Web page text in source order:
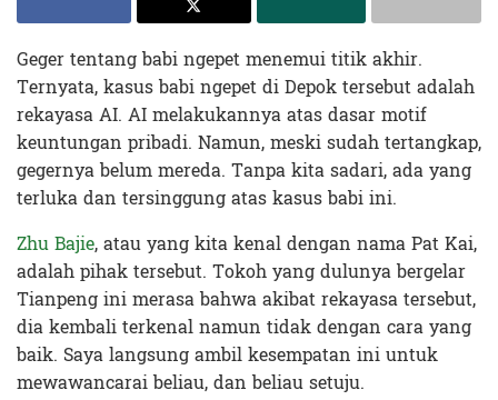
Geger tentang babi ngepet menemui titik akhir.
Ternyata, kasus babi ngepet di Depok tersebut adalah
rekayasa AI. AI melakukannya atas dasar motif
keuntungan pribadi. Namun, meski sudah tertangkap,
gegernya belum mereda. Tanpa kita sadari, ada yang
terluka dan tersinggung atas kasus babi ini.
Zhu Bajie, atau yang kita kenal dengan nama Pat Kai,
adalah pihak tersebut. Tokoh yang dulunya bergelar
Tianpeng ini merasa bahwa akibat rekayasa tersebut,
dia kembali terkenal namun tidak dengan cara yang
baik. Saya langsung ambil kesempatan ini untuk
mewawancarai beliau, dan beliau setuju.